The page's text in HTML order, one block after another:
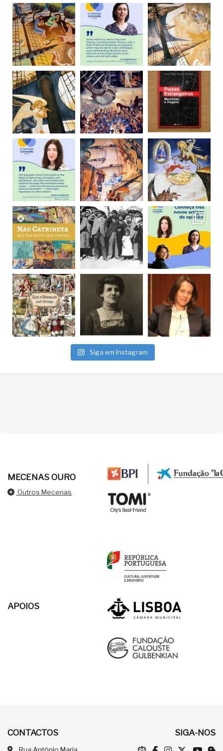
Siga em Instagram
MECENAS OURO
Outros Mecenas
APOIOS
CONTACTOS SIGA-NOS